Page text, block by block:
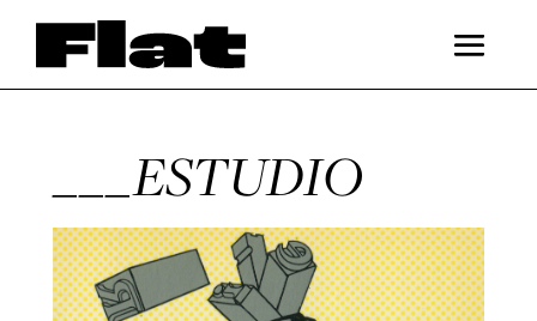
___ESTUDIO